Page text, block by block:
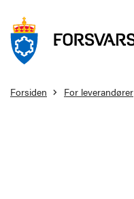
Forsiden For leverandører